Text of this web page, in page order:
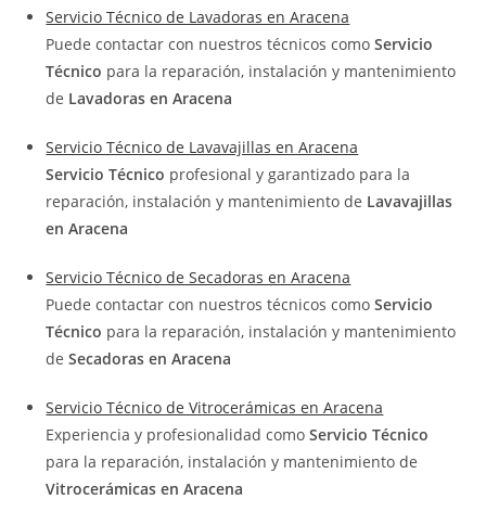
Servicio Técnico de Lavadoras en Aracena
Puede contactar con nuestros técnicos comoServicio
Técnico para la reparación, instalación y mantenimiento
de Lavadoras en Aracena
Servicio Técnico de Lavavajillas en Aracena
Servicio Técnico profesional y garantizado para la
reparación, instalación y mantenimiento de Lavavajillas
en Aracena
Servicio Técnico de Secadoras en Aracena
Puede contactar con nuestros técnicos comoServicio
Técnico para la reparación, instalación y mantenimiento
deSecadoras en Aracena
Servicio Técnico de Vitrocerámicas en Aracena
Experiencia y profesionalidad comoServicio Técnico
para la reparación, instalación y mantenimiento de
Vitrocerámicas en Aracena